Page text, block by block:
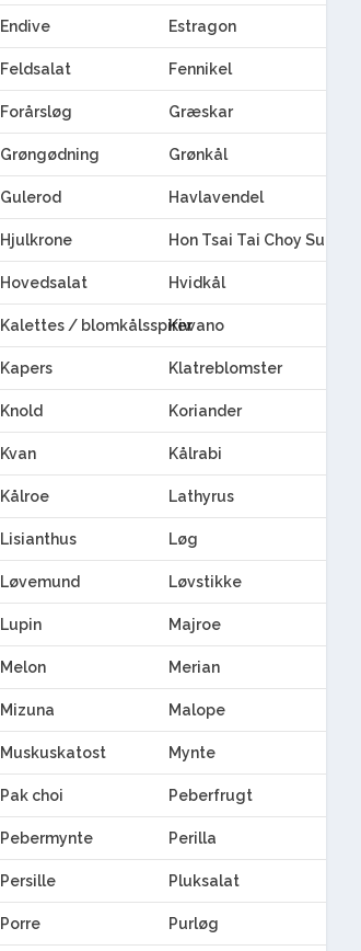
Endive Estragon
Feldsalat Fennikel
Forårsløg Græskar
Grøngødning Grønkål
Gulerod Havlavendel
Hjulkrone Hon Tsai Tai Choy Sum
Hovedsalat Hvidkål
Kalettes / blomkålsspirerKiwano
Kapers Klatreblomster
Knold Koriander
Kvan Kålrabi
Kålroe Lathyrus
Lisianthus Løg
Løvemund Løvstikke
Lupin Majroe
Melon Merian
Mizuna Malope
Muskuskatost Mynte
Pak choi Peberfrugt
Pebermynte Perilla
Persille Pluksalat
Porre Purløg